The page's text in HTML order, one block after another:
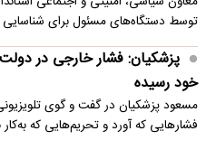
توسط دستگاه‌های مسئول برای
پزشکیان: فشار خارجی در
خود رسیده
مسعود پزشکیان در گفت و گوی
فشارهایی که آورد و تحریم‌هایی که